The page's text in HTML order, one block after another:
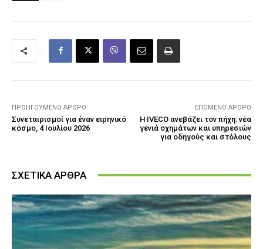
ΠΡΟΗΓΟΎΜΕΝΟ ΆΡΘΡΟ
Συνεταιρισμοί για έναν ειρηνικό
κόσμο, 4 Ιουλίου 2026
ΕΠΌΜΕΝΟ ΆΡΘΡΟ
Η IVECO ανεβάζει τον πήχη: νέα
γενιά οχημάτων και υπηρεσιών
για οδηγούς και στόλους
ΣΧΕΤΙΚΑ ΑΡΘΡΑ